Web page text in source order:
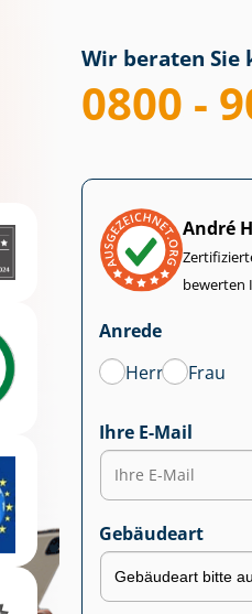
Wir beraten Sie
0800 -
André
bewerten
Anrede
Herr
Frau
Ihre E-Mail
Gebäudeart